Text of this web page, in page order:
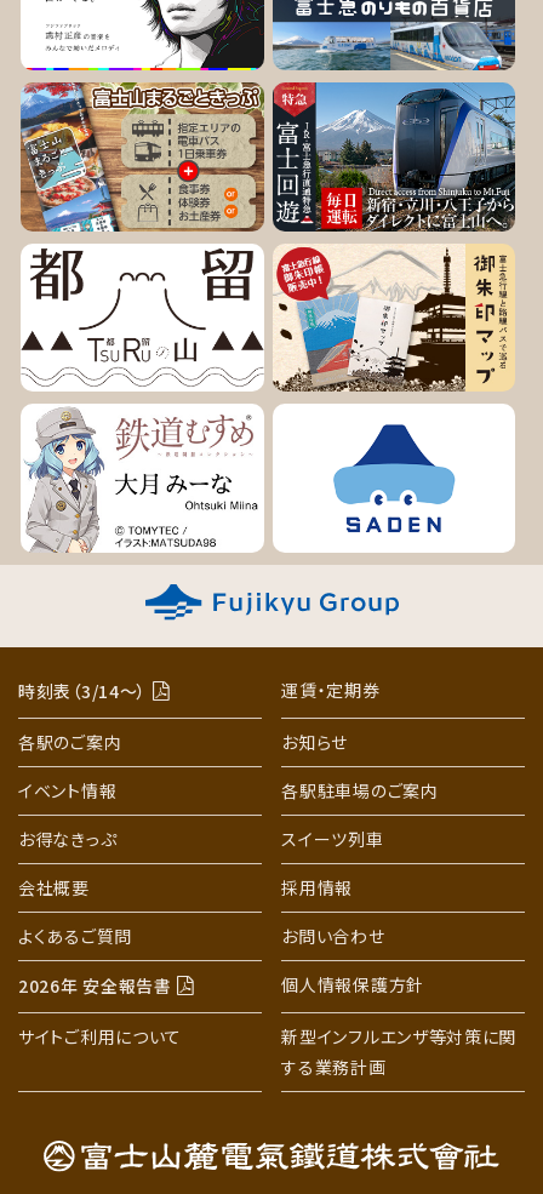
時刻表（3/14〜） 運賃・定期券
各駅のご案内
お知らせ
イベント情報
各駅駐車場のご案内
お得なきっぷ
スイーツ列車
会社概要
採用情報
よくあるご質問
お問い合わせ
2026年 安全報告書 個人情報保護方針
サイトご利用について
新型インフルエンザ等対策に関
する業務計画